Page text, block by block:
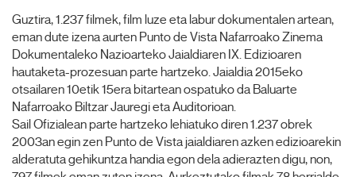
Guztira, 1.237 filmek, film luze eta labur dokumentalen artean,
eman dute izena aurten Punto de Vista Nafarroako Zinema
Dokumentaleko Nazioarteko Jaialdiaren IX. Edizioaren
hautaketa-prozesuan parte hartzeko. Jaialdia 2015eko
otsailaren 10etik 15era bitartean ospatuko da Baluarte
Nafarroako Biltzar Jauregi eta Auditorioan.
Sail Ofizialean parte hartzeko lehiatuko diren 1.237 obrek
2003an egin zen Punto de Vista jaialdiaren azken edizioarekin
alderatuta gehikuntza handia egon dela adierazten digu, non,